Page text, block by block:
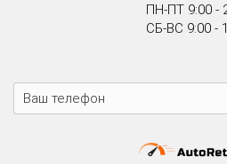
ПН-ПТ 9:00 -
СБ-ВС 9:00 -